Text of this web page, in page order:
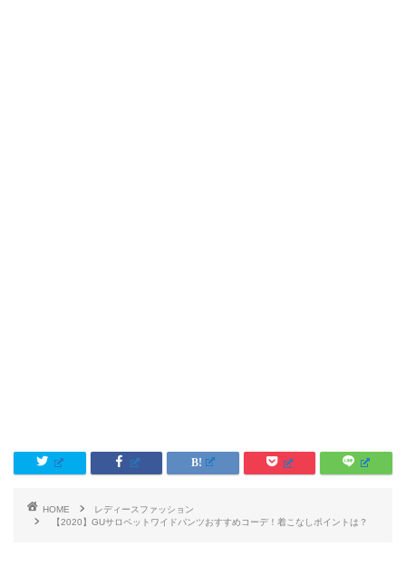
HOME
レディースファッション
【2020】GUサロペットワイドパンツおすすめコーデ！着こなしポイントは？